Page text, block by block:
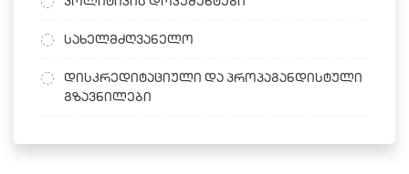
სახელმძღვანელო
დისკრედიტაციული და პროპაგანდისტული
გზავნილები